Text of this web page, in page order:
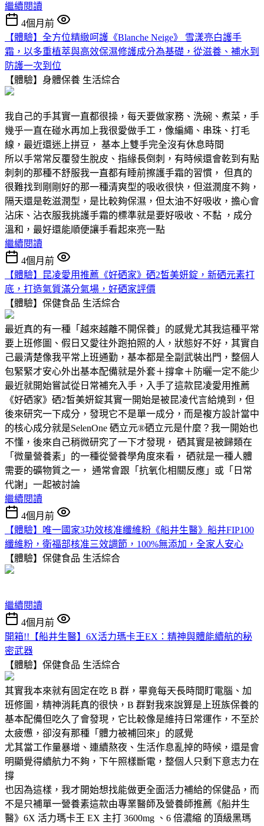
繼續閱讀
4個月前
【體驗】全方位精緻呵護《Blanche Neige》 雪漾亮白護手
霜，以多重植萃與高效保濕修護成分為基礎，從滋養、補水到
防護一次到位
【體驗】身體保養 生活綜合
我自己的手其實一直都很操，每天要做家務、洗碗、煮菜，手
幾乎一直在碰水再加上我很愛做手工，像編繩、串珠、打毛
線，最近還迷上拼豆， 基本上雙手完全沒有休息時間
所以手常常反覆發生脫皮、指緣長倒刺，有時候還會乾到有點
刺刺的那種不舒服我一直都有睡前擦護手霜的習慣， 但真的
很難找到剛剛好的那一種清爽型的吸收很快，但滋潤度不夠，
隔天還是乾滋潤型，是比較夠保濕，但太油不好吸收，擔心會
沾床、沾衣服我挑護手霜的標準就是要好吸收、不黏 ，成分
溫和，最好還能順便讓手看起來亮一點
繼續閱讀
4個月前
【體驗】昆凌愛用推薦《好硒家》硒2皙美妍錠，新硒元素打
底，打造氣質滿分氣場，好硒家評價
【體驗】保健食品 生活綜合
最近真的有一種「越來越離不開保養」的感覺尤其我這種平常
要上班修圖、假日又愛往外跑拍照的人，狀態好不好，其實自
己最清楚像我平常上班通勤，基本都是全副武裝出門，整個人
包緊緊才安心外出基本配備就是外套＋撐傘＋防曬一定不能少
最近就開始嘗試從日常補充入手，入手了這款昆凌愛用推薦
《好硒家》硒2皙美妍錠其實一開始是被昆凌代言給燒到，但
後來研究一下成分，發現它不是單一成分，而是複方設計當中
的核心成分就是SelenOne 硒立元®硒立元是什麼？我一開始也
不懂，後來自己稍微研究了一下才發現， 硒其實是被歸類在
「微量營養素」的一種從營養學角度來看， 硒就是一種人體
需要的礦物質之一， 通常會跟「抗氧化相關反應」或「日常
代謝」一起被討論
繼續閱讀
4個月前
【體驗】唯一國家3功效核准纖維粉《船井生醫》船井FIP100
纖維粉，衛福部核准三效調節，100%無添加，全家人安心
【體驗】保健食品 生活綜合
繼續閱讀
4個月前
開箱!!【船井生醫】6X活力瑪卡王EX：精神與體能續航的秘
密武器
【體驗】保健食品 生活綜合
其實我本來就有固定在吃 B 群，畢竟每天長時間盯電腦、加
班修圖，精神消耗真的很快，B 群對我來說算是上班族保養的
基本配備但吃久了會發現，它比較像是維持日常運作，不至於
太疲憊，卻沒有那種「體力被補回來」的感覺
尤其當工作量暴增、連續熬夜、生活作息亂掉的時候，還是會
明顯覺得續航力不夠，下午照樣斷電，整個人只剩下意志力在
撐
也因為這樣，我才開始想找能做更全面活力補給的保健品，而
不是只補單一營養素這款由專業醫師及營養師推薦《船井生
醫》6X 活力瑪卡王 EX 主打 3600mg 、6 倍濃縮 的頂級黑瑪